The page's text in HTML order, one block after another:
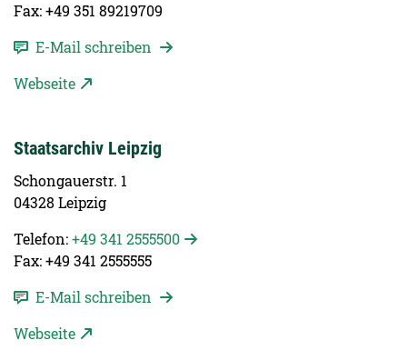
Fax: +49 351 89219709
E-Mail schreiben
Webseite
Staatsarchiv Leipzig
Schongauerstr. 1
04328 Leipzig
Telefon:+49 341 2555500
Fax: +49 341 2555555
E-Mail schreiben
Webseite